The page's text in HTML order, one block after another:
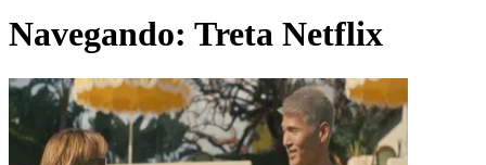
Navegando: Treta Netflix